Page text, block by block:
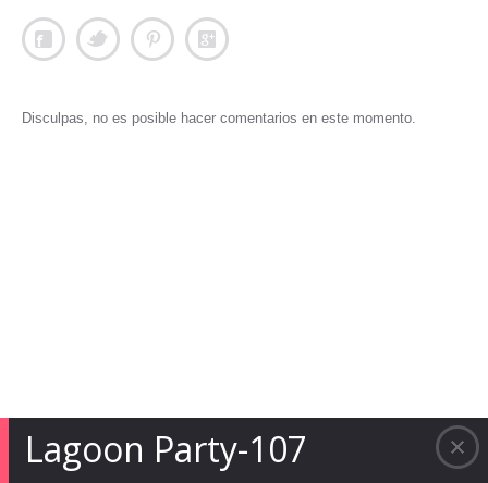
Lagoon Party-107
Disculpas, no es posible hacer comentarios en este momento.